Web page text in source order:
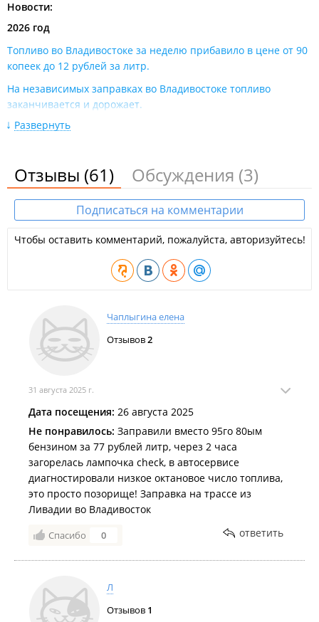
Новости:
2026 год
Топливо во Владивостоке за неделю прибавило в цене от 90
копеек до 12 рублей за литр​.
На независимых заправках во Владивостоке топливо
заканчивается и дорожает​.
На «Бензо» во Владивостоке закончился бензин – заводы
Стоимость топлива во Владивостоке поднялась от 1,5 до 10
рублей за литр​.
Во Владивостоке снова подорожал бензин​.
В преддверии летнего сезона во Владивостоке снова
Основные сети во Владивостоке повысили цены на бензин,
остальные её снижают​.
Бензин на независимых заправках дешевеет, а на бывшей
«Роснефти» убрали АИ-98.
2025 год
За год во Владивостоке топливо подорожало от 6,8 до 19,7%​.
На большинстве заправок во Владивостоке подорожало
топливо, на двух бензин подешевел​.
От 90 копеек до 2 рублей: бензин во Владивостоке
продолжает дорожать​.
Второй раз за октябрь во Владивостоке подорожало топливо,
Во Владивостоке почти везде подорожал дизель и частично
– бензин.
Во Владивостоке снова дорожает бензин, а дизельное
топливо дешевеет.
Развернуть
Отзывы (61) Обсуждения (3)
Подписаться на комментарии
Чтобы оставить комментарий, пожалуйста, авторизуйтесь!
Чаплыгина елена
Отзывов2
31 августа 2025 г.
Дата посещения: 26 августа 2025
Не понравилось: Заправили вместо 95го 80ым
бензином за 77 рублей литр, через 2 часа
загорелась лампочка check, в автосервисе
диагностировали низкое октановое число топлива,
это просто позорище! Заправка на трассе из
Ливадии во Владивосток
Спасибо 0 ответить
Л
Отзывов 1